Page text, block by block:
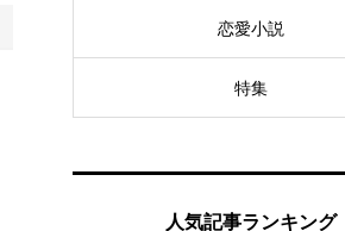
恋愛小説
特集
人気記事ランキング